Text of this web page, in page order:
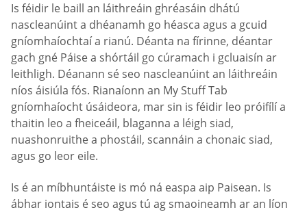
Is féidir le baill an láithreáin ghréasáin dhátú
nascleanúint a dhéanamh go héasca agus a gcuid
gníomhaíochtaí a rianú. Déanta na fírinne, déantar
gach gné Páise a shórtáil go cúramach i gcluaisín ar
leithligh. Déanann sé seo nascleanúint an láithreáin
níos áisiúla fós. Rianaíonn an My Stuff Tab
gníomhaíocht úsáideora, mar sin is féidir leo próifílí a
thaitin leo a fheiceáil, blaganna a léigh siad,
nuashonruithe a phostáil, scannáin a chonaic siad,
agus go leor eile.
Is é an míbhuntáiste is mó ná easpa aip Paisean. Is
ábhar iontais é seo agus tú ag smaoineamh ar an líon